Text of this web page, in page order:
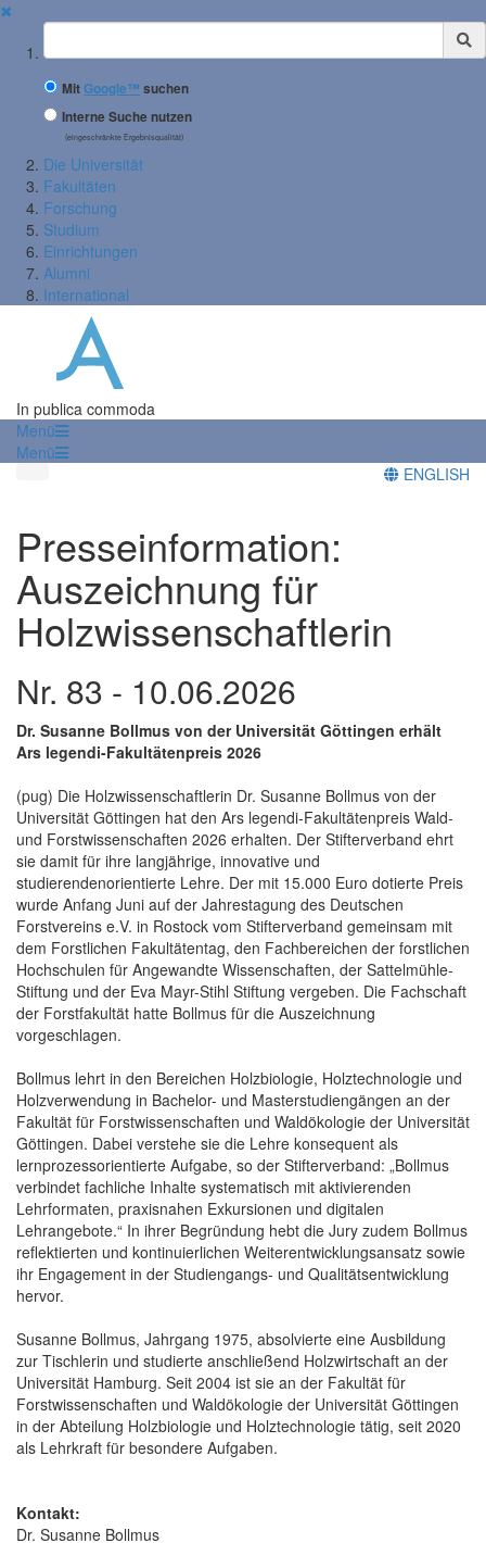
✖
Suchbegriff
MitGoogle™ suchen
Interne Suche nutzen
(eingeschränkte Ergebnisqualität)
Die Universität
Fakultäten
Forschung
Studium
Einrichtungen
Alumni
International
In publica commoda
Menü
Menü
ENGLISH
Presseinformation:
Auszeichnung für
Holzwissenschaftlerin
Nr. 83 - 10.06.2026
Dr. Susanne Bollmus von der Universität Göttingen erhält
Ars legendi-Fakultätenpreis 2026
(pug) Die Holzwissenschaftlerin Dr. Susanne Bollmus von der
Universität Göttingen hat den Ars legendi-Fakultätenpreis Wald-
und Forstwissenschaften 2026 erhalten. Der Stifterverband ehrt
sie damit für ihre langjährige, innovative und
studierendenorientierte Lehre. Der mit 15.000 Euro dotierte Preis
wurde Anfang Juni auf der Jahrestagung des Deutschen
Forstvereins e.V. in Rostock vom Stifterverband gemeinsam mit
dem Forstlichen Fakultätentag, den Fachbereichen der forstlichen
Hochschulen für Angewandte Wissenschaften, der Sattelmühle-
Stiftung und der Eva Mayr-Stihl Stiftung vergeben. Die Fachschaft
der Forstfakultät hatte Bollmus für die Auszeichnung
vorgeschlagen.
Bollmus lehrt in den Bereichen Holzbiologie, Holztechnologie und
Holzverwendung in Bachelor- und Masterstudiengängen an der
Fakultät für Forstwissenschaften und Waldökologie der Universität
Göttingen. Dabei verstehe sie die Lehre konsequent als
lernprozessorientierte Aufgabe, so der Stifterverband: „Bollmus
verbindet fachliche Inhalte systematisch mit aktivierenden
Lehrformaten, praxisnahen Exkursionen und digitalen
Lehrangebote.“ In ihrer Begründung hebt die Jury zudem Bollmus
reflektierten und kontinuierlichen Weiterentwicklungsansatz sowie
ihr Engagement in der Studiengangs- und Qualitätsentwicklung
hervor.
Susanne Bollmus, Jahrgang 1975, absolvierte eine Ausbildung
zur Tischlerin und studierte anschließend Holzwirtschaft an der
Universität Hamburg. Seit 2004 ist sie an der Fakultät für
Forstwissenschaften und Waldökologie der Universität Göttingen
in der Abteilung Holzbiologie und Holztechnologie tätig, seit 2020
als Lehrkraft für besondere Aufgaben.
Kontakt:
Dr. Susanne Bollmus